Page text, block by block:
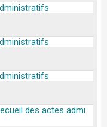
des actes admi